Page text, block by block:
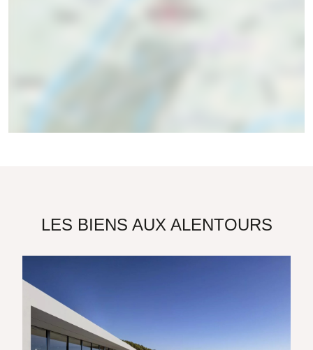
LES BIENS AUX ALENTOURS